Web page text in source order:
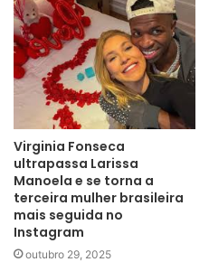
Virginia Fonseca
ultrapassa Larissa
Manoela e se torna a
terceira mulher brasileira
mais seguida no
Instagram
outubro 29, 2025